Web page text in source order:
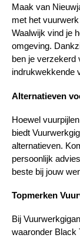
Maak van
met het
Waalwijk vind je
omgeving.
ben je verzekerd
indrukwekkende
Alternatieven
Hoewel
biedt
alternatieven.
persoonlijk
beste bij jouw
Topmerken
Bij
waaronder Black